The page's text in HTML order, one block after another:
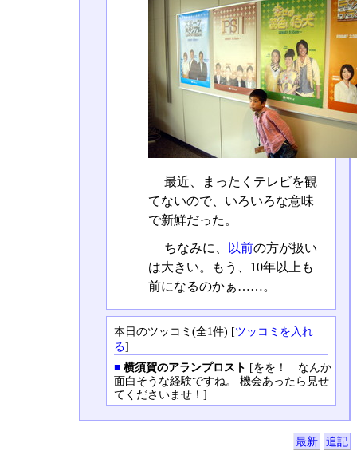
最近、まったくテレビを観
てないので、いろいろな意味
で新鮮だった。
ちなみに、 以前の方が扱い
は大きい。もう、10年以上も
前になるのかぁ……。
本日のツッコミ(全1件) [ツッコミを入れ
る]
■ 横須賀のアランプロスト [をを！ なんか
面白そうな経験ですね。 機会あったら見せ
てくださいませ！]
最新 追記